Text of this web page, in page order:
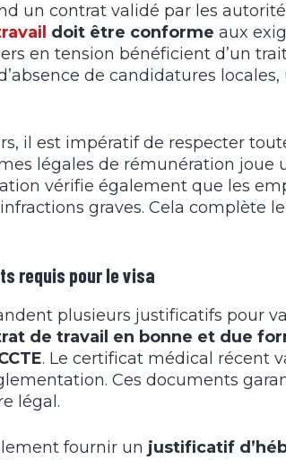
un contrat validé par les
doit être conforme aux
en tension bénéficient d’un
de candidatures
il est impératif de respecter
légales de rémunération joue
vérifie également que les
graves. Cela complète
requis pour le visa
plusieurs justificatifs pour
de travail en bonne et due
. Le certificat médical récent
Ces documents
légal.
fournir un justificatif